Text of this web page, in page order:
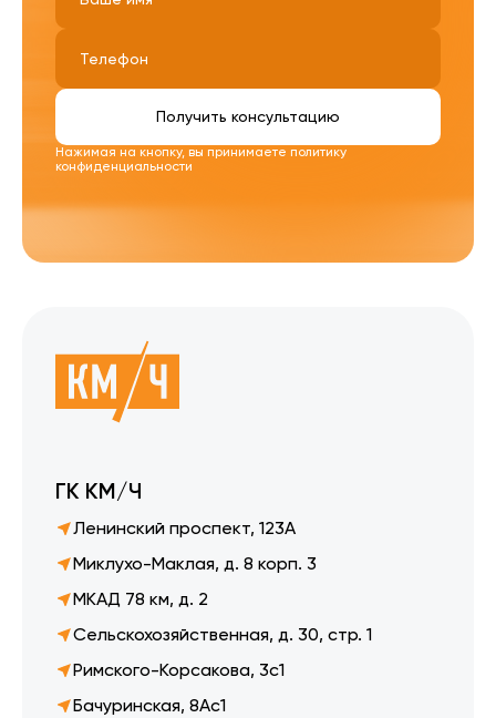
Нажимая на кнопку, вы принимаете политику
конфиденциальности
Получить консультацию
ГК КМ/Ч
Ленинский проспект, 123А
Миклухо-Маклая, д. 8 корп. 3
МКАД 78 км, д. 2
Сельскохозяйственная, д. 30, стр. 1
Римского-Корсакова, 3с1
Бачуринская, 8Ас1